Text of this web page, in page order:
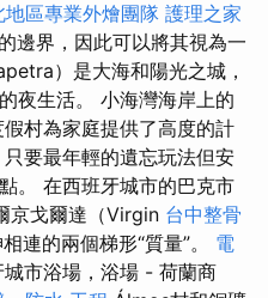
地區專業外燴團隊 護理之家
邊界，因此可以將其視為一
）是大海和陽光之城，
夜生活。 小海灣海岸上的
村為家庭提供了高度的計
要最年輕的遺忘玩法但安
。 在西班牙城市的巴克市
京戈爾達（Virgin 台中整骨
連的兩個梯形“質量”。 電
市浴場，浴場 - 荷蘭商